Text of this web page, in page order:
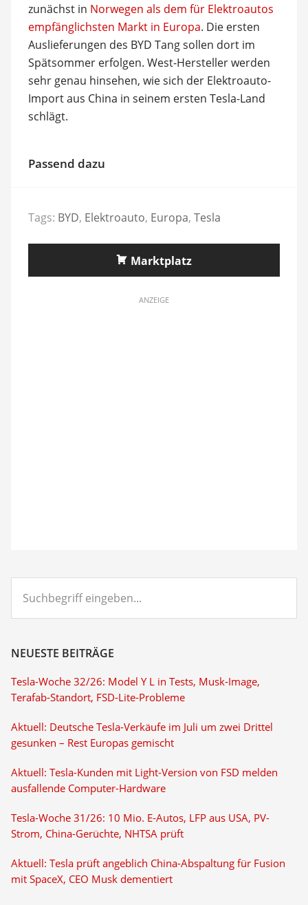
zunächst in Norwegen als dem für Elektroautos
empfänglichsten Markt in Europa. Die ersten
Auslieferungen des BYD Tang sollen dort im
Spätsommer erfolgen. West-Hersteller werden
sehr genau hinsehen, wie sich der Elektroauto-
Import aus China in seinem ersten Tesla-Land
schlägt.
Passend dazu
Tags: BYD, Elektroauto, Europa, Tesla
Marktplatz
ANZEIGE
eingeben...
NEUESTE BEITRÄGE
Tesla-Woche 32/26: Model Y L in Tests, Musk-Image,
Terafab-Standort, FSD-Lite-Probleme
Aktuell: Deutsche Tesla-Verkäufe im Juli um zwei Drittel
gesunken – Rest Europas gemischt
Aktuell: Tesla-Kunden mit Light-Version von FSD melden
ausfallende Computer-Hardware
Tesla-Woche 31/26: 10 Mio. E-Autos, LFP aus USA, PV-
Strom, China-Gerüchte, NHTSA prüft
Aktuell: Tesla prüft angeblich China-Abspaltung für Fusion
mit SpaceX, CEO Musk dementiert